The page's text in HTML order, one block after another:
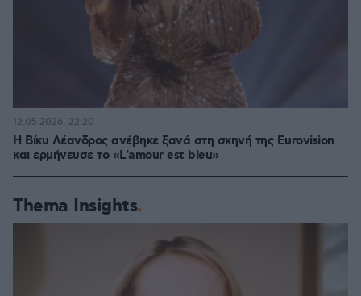
Η Βίκυ Λέανδρος ανέβηκε ξανά στη σκηνή της Eurovision
και ερμήνευσε το «L'amour est bleu»
12.05.2026, 22:20
Thema Insights